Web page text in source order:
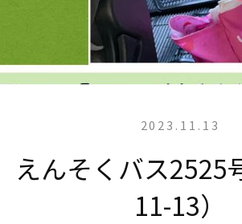
2023.11.13
えんそくバス2525
11-13）